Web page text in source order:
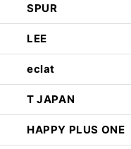
SPUR
LEE
eclat
T JAPAN
HAPPY PLUS ONE